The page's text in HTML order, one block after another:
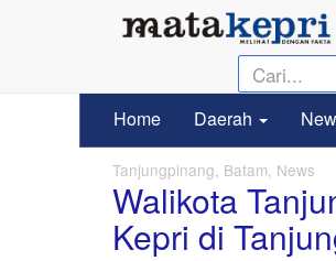
Home Daerah
Tanjungpinang, Batam, News
Walikota
Kepri di